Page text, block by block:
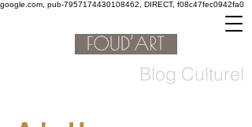
google.com, pub-7957174430108462, DIRECT, f08c47fec0942fa0
Blog Culturel